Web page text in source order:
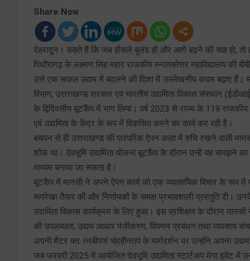
Share Now
देहरादून। कहते हैं कि जब हौसले बुलंद हों और आगे बढ़ने की चाह हो,
पिथौरागढ़ के लक्ष्मण सिंह महार राजकीय स्नातकोत्तर महाविद्यालय
उसे एक सफल उद्यम में बदलने की दिशा में उल्लेखनीय कदम बढ़ाए हैं।
विभाग, उत्तराखण्ड सरकार एवं भारतीय उद्यमिता विकास संस्थान
के द्विदिवसीय बूटकैंप में भाग लिया। वर्ष 2023 से राज्य के 119 राजकीय
एवं उद्यमिता के केंद्र के रूप में विकसित करने का कार्य कर रही है।
बचपन से ही उत्तराखण्ड की पारंपरिक ऐपन कला में रुचि रखने वाली
शौक था। देवभूमि उद्यमिता योजना बूटकैंप के दौरान उन्हें यह समझने
माध्यम बनाया जा सकता है।
बूटकैंप में मानसी ने अपने ऐपन कार्य को एक व्यवसायिक विचार के रूप
रूपरेखा तैयार की और निर्णायकों के समक्ष प्रभावशाली प्रस्तुति दी।
उद्यमिता विकास कार्यक्रम के लिए हुआ। इस प्रशिक्षण के दौरान
की उपलब्धता, उद्यम आधार पंजीकरण, विपणन प्रबंधन तथा व्यवसाय
अपनी मेंटर क्त. त्नबीपजं च्ंदहीनतपं के मार्गदर्शन पर उन्होंने अपना
जब फरवरी 2025 में आयोजित देवभूमि उद्यमिता स्टार्टअप मेगा इवेंट में